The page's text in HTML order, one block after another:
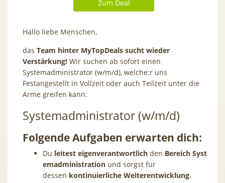
Zum Deal
Hallo liebe Menschen,
das Team hinter MyTopDeals sucht wieder
Verstärkung! Wir suchen ab sofort einen
Systemadministrator (w/m/d), welche:r uns
Festangestellt in Vollzeit oder auch Teilzeit unter die
Arme greifen kann:
Systemadministrator (w/m/d)
Folgende Aufgaben erwarten dich:
Du leitest eigenverantwortlich den Bereich Syst
emadministration und sorgst für
dessen kontinuierliche Weiterentwicklung.